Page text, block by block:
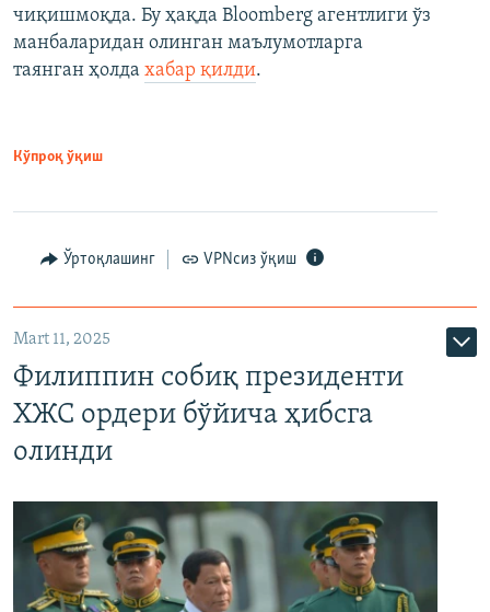
чиқишмоқда. Бу ҳақда Bloomberg агентлиги ўз
манбаларидан олинган маълумотларга
таянган ҳолда хабар қилди.
Кўпроқ ўқиш
Ўртоқлашинг VPNсиз ўқиш
Mart 11, 2025
Филиппин собиқ президенти
ХЖС ордери бўйича ҳибсга
олинди